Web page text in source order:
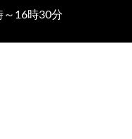
～16時30分